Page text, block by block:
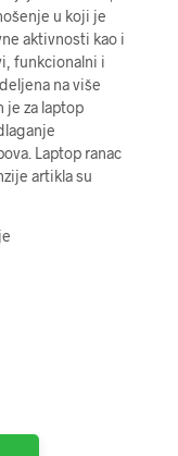
u koji je
aktivnosti kao i
funkcionalni i
na više
je za laptop
Laptop ranac
artikla su